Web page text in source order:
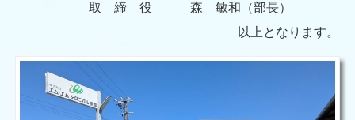
取 締 役 森 敏和（部長）
以上となります。